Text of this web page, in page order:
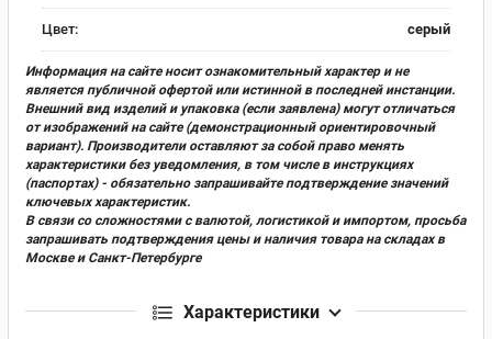
Цвет: серый
Информация на сайте носит ознакомительный характер и не
является публичной офертой или истинной в последней инстанции.
Внешний вид изделий и упаковка (если заявлена) могут отличаться
от изображений на сайте (демонстрационный ориентировочный
вариант). Производители оставляют за собой право менять
характеристики без уведомления, в том числе в инструкциях
(паспортах) - обязательно запрашивайте подтверждение значений
ключевых характеристик.
В связи со сложностями с валютой, логистикой и импортом, просьба
запрашивать подтверждения цены и наличия товара на складах в
Москве и Санкт-Петербурге
Характеристики